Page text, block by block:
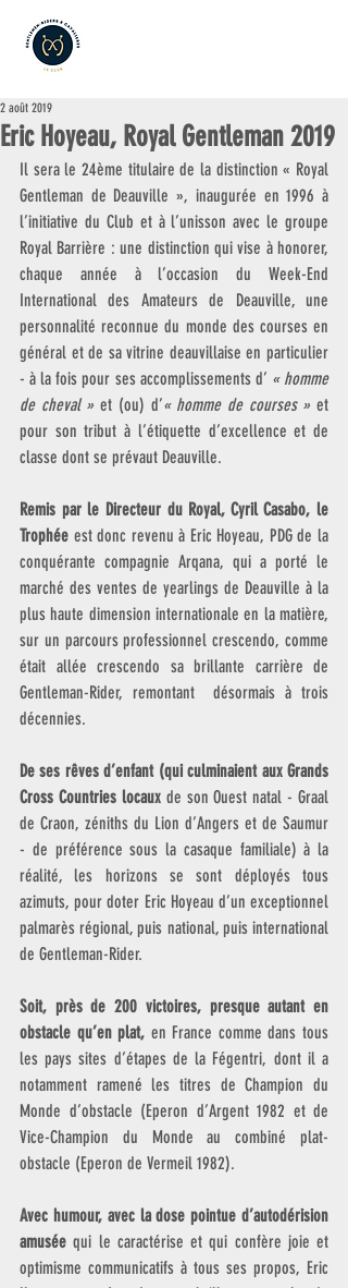
Eric Hoyeau, Royal Gentleman 2019
2 août 2019
Il sera le 24ème titulaire de la distinction « Royal
Gentleman de Deauville », inaugurée en 1996 à
l’initiative du Club et à l’unisson avec le groupe
Royal Barrière : une distinction qui vise à honorer,
chaque année à l’occasion du Week-End
International des Amateurs de Deauville, une
personnalité reconnue du monde des courses en
général et de sa vitrine deauvillaise en particulier
- à la fois pour ses accomplissements d’ « homme
de cheval » et (ou) d’« homme de courses » et
pour son tribut à l’étiquette d’excellence et de
classe dont se prévaut Deauville.
Remis par le Directeur du Royal, Cyril Casabo, le
Trophée est donc revenu à Eric Hoyeau, PDG de la
conquérante compagnie Arqana, qui a porté le
marché des ventes de yearlings de Deauville à la
plus haute dimension internationale en la matière,
sur un parcours professionnel crescendo, comme
était allée crescendo sa brillante carrière de
Gentleman-Rider, remontant  désormais à trois
décennies.
De ses rêves d’enfant (qui culminaient aux Grands
Cross Countries locaux de son Ouest natal - Graal
de Craon, zéniths du Lion d’Angers et de Saumur
- de préférence sous la casaque familiale) à la
réalité, les horizons se sont déployés tous
azimuts, pour doter Eric Hoyeau d’un exceptionnel
palmarès régional, puis national, puis international
de Gentleman-Rider.
Soit, près de 200 victoires, presque autant en
obstacle qu’en plat, en France comme dans tous
les pays sites d’étapes de la Fégentri, dont il a
notamment ramené les titres de Champion du
Monde d’obstacle (Eperon d’Argent 1982 et de
Vice-Champion du Monde au combiné plat-
obstacle (Eperon de Vermeil 1982).
Avec humour, avec la dose pointue d’autodérision
amusée qui le caractérise et qui confère joie et
optimisme communicatifs à tous ses propos, Eric